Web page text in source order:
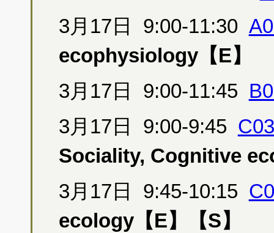
3月17日 9:00-11:30
ecophysiology【E】
3月17日 9:00-11:45
3月17日 9:00-9:45
Sociality, Cognitive
3月17日 9:45-10:15
ecology【E】【S】